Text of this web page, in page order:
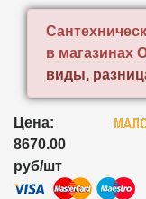
в магазинах
виды,
Цена:
8670.00
руб/шт